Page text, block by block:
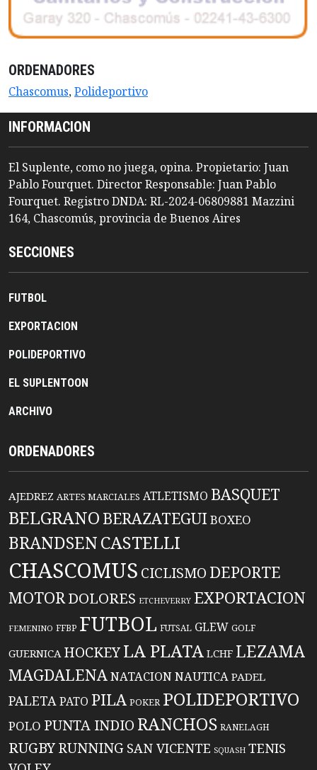
ORDENADORES
Chascomus,Polideportivo
INFORMACION
El Suplente, como no juega, opina. Propietario: Juan
Pablo Fourquet. Director Responsable: Juan Pablo
Fourquet. Registro DNDA: RL-2024-06809881 Mazzini
164, Chascomús, provincia de Buenos Aires
SECCIONES
FUTBOL
EXPORTACION
POLIDEPORTIVO
EL SUPLENTOON
ARCHIVO
ORDENADORES
AJEDREZ ARTES MARCIALES ATLETISMO BASQUET
BELGRANO BERAZATEGUIBOXEO
BRANDSENCASTELLI
CHASCOMUS CICLISMO DEPORTE
MOTORDOLORES ETCHEVERRY EXPORTACION
FEMENINO FFBP FUTBOL FUTSAL GLEW GOLF
GUERNICA HOCKEYLA PLATA LCHF LEZAMA
MAGDALENANATACIONNAUTICA PADEL
PALETAPATO PILA POKER POLIDEPORTIVO
POLO PUNTA INDIO RANCHOS RANELAGH
RUGBYRUNNING SAN VICENTE SQUASH TENIS